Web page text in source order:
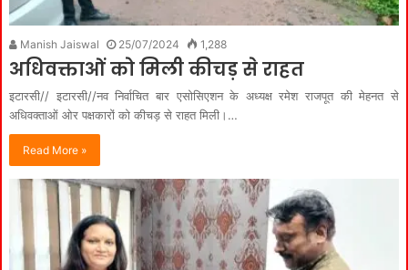
Manish Jaiswal 25/07/2024 1,288
अधिवक्ताओं को मिली कीचड़ से राहत
इटारसी// इटारसी//नव निर्वाचित बार एसोसिएशन के अध्यक्ष रमेश राजपूत की मेहनत से
अधिवक्ताओं ओर पक्षकारों को कीचड़ से राहत मिली।…
Read More »